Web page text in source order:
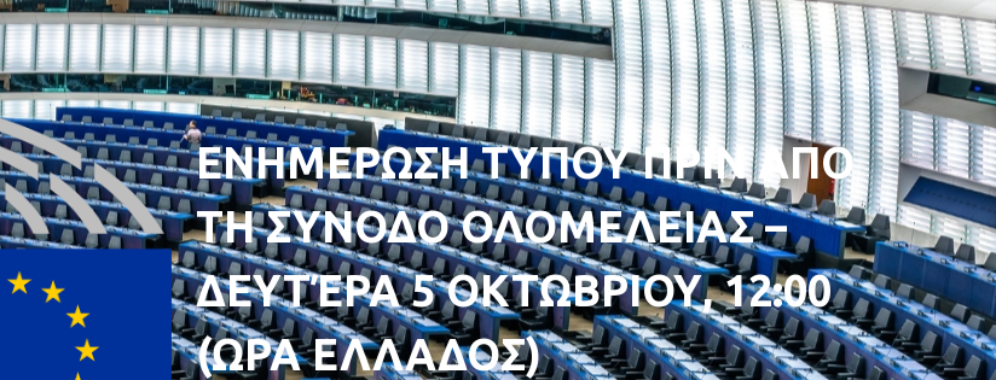
ΕΝΗΜΕΡΩΣΗ ΤΥΠΟΥ ΠΡΙΝ ΑΠΟ
ΤΗ ΣΥΝΟΔΟ ΟΛΟΜΕΛΕΙΑΣ –
ΔΕΥΤΈΡΑ 5 ΟΚΤΩΒΡΙΟΥ, 12:00
(ΩΡΑ ΕΛΛΑΔΟΣ)